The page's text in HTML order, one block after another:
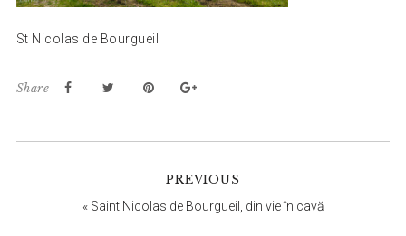
St Nicolas de Bourgueil
Share
PREVIOUS
« Saint Nicolas de Bourgueil, din vie în cavă